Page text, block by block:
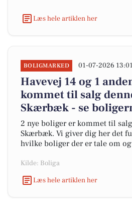
Læs hele artiklen her
BOLIGMARKED 01-07-2026 13:01
Havevej 14 og 1
kommet til salg
Skærbæk - se
2 nye boliger er kommet til
Skærbæk. Vi giver dig her det
hvilke boliger der er tale om
Kilde: Boliga
Læs hele artiklen her